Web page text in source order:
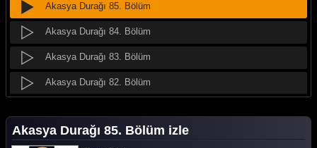
Akasya Durağı 85. Bölüm
Akasya Durağı 84. Bölüm
Akasya Durağı 83. Bölüm
Akasya Durağı 82. Bölüm
Akasya Durağı 80. Bölüm
Akasya Durağı 85. Bölüm izle